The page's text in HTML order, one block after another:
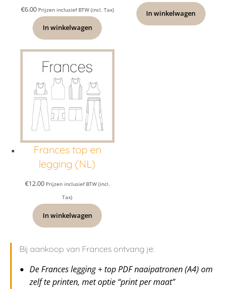
€6.00 Prijzen inclusief BTW (incl. Tax)
In winkelwagen
In winkelwagen
Frances top en
legging (NL)
€12.00 Prijzen inclusief BTW (incl.
Tax)
In winkelwagen
Bij aankoop van Frances ontvang je:
De Frances legging + top PDF naaipatronen (A4) om
zelf te printen, met optie “print per maat”